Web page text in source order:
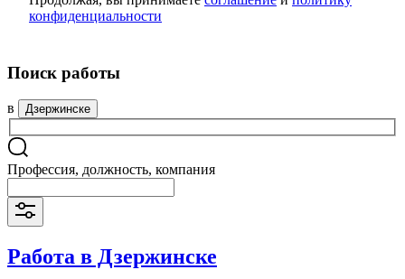
конфиденциальности
Поиск работы
в Дзержинске
Профессия, должность, компания
Работа в Дзержинске